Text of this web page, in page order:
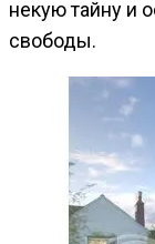
некую тайну и
свободы.